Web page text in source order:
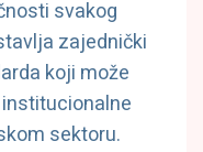
svakog
zajednički
koji može
sektoru.